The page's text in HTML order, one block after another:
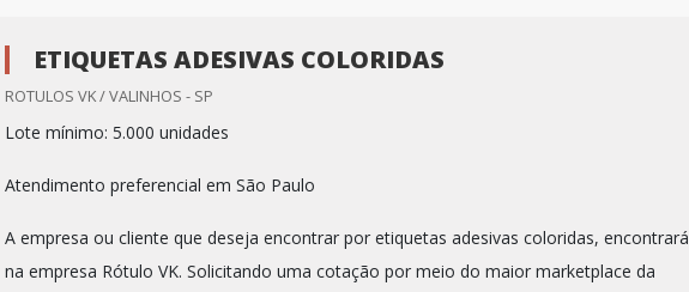
ETIQUETAS ADESIVAS COLORIDAS
ROTULOS VK / VALINHOS - SP
Lote mínimo: 5.000 unidades
Atendimento preferencial em São Paulo
A empresa ou cliente que deseja encontrar por etiquetas adesivas coloridas, encontrará
na empresa Rótulo VK. Solicitando uma cotação por meio do maior marketplace da